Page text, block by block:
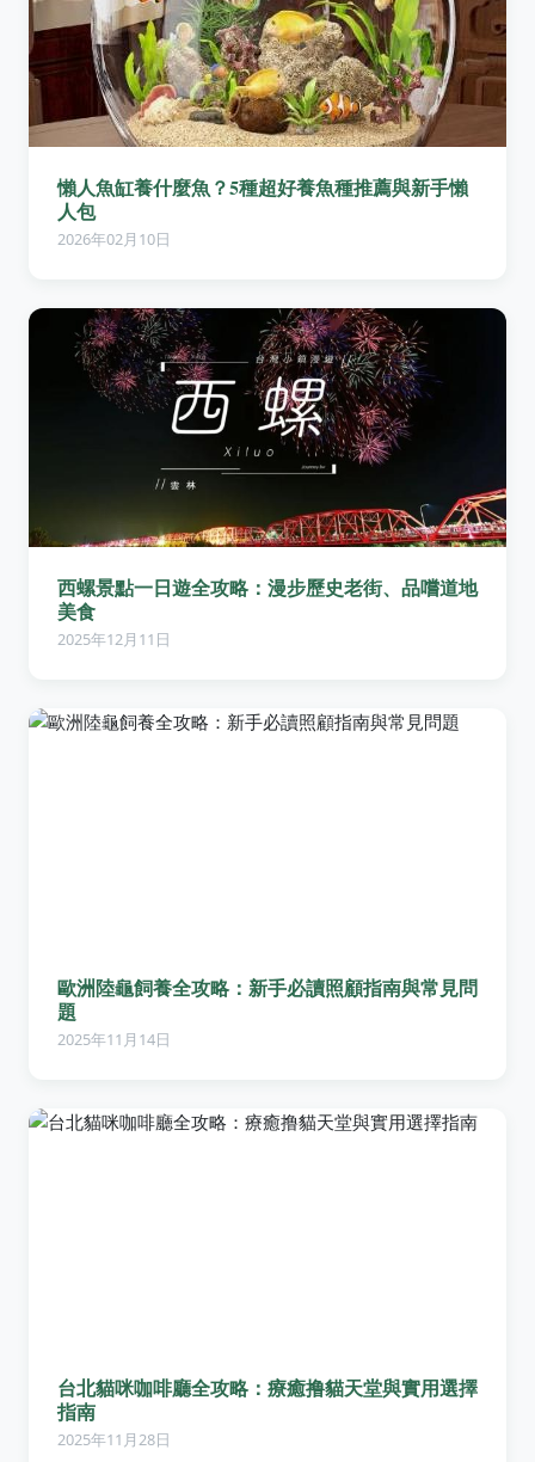
懶人魚缸養什麼魚？5種超好養魚種推薦與新手懶
人包
2026年02月10日
西螺景點一日遊全攻略：漫步歷史老街、品嚐道地
美食
2025年12月11日
歐洲陸龜飼養全攻略：新手必讀照顧指南與常見問
題
2025年11月14日
台北貓咪咖啡廳全攻略：療癒撸貓天堂與實用選擇
指南
2025年11月28日